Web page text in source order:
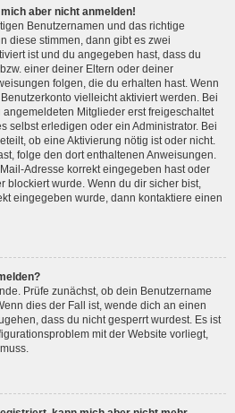
aber nicht anmelden!
Benutzernamen und das richtige
diese stimmen, dann gibt es zwei
ist und du angegeben hast, dass du
einer deiner Eltern oder deiner
folgen, die du erhalten hast. Wenn
vielleicht aktiviert werden. Bei
Mitglieder erst freigeschaltet
selbst erledigen oder ein Administrator. Bei
ob eine Aktivierung nötig ist oder nicht.
folge den dort enthaltenen Anweisungen.
Adresse korrekt eingegeben hast oder
blockiert wurde. Wenn du dir sicher bist,
eingegeben wurde, dann kontaktiere einen
Prüfe zunächst, ob dein Benutzername
dies der Fall ist, wende dich an einen
dass du nicht gesperrt wurdest. Es ist
mit der Website vorliegt,